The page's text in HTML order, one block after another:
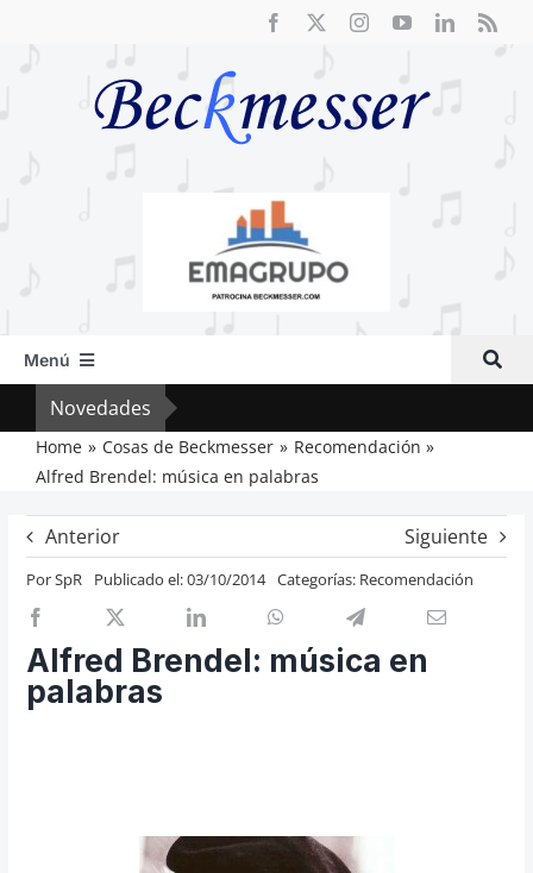
Menú
Inicio
Actual
Artículos
Crítica
Previos de ópera
Cosas de Beckmesser
Novedades
Home Cosas de Beckmesser
Recomendación
Alfred Brendel: música en palabras
Anterior Siguiente
PorSpR Publicado el: 03/10/2014 Categorías: Recomendación
Alfred Brendel: música en
palabras